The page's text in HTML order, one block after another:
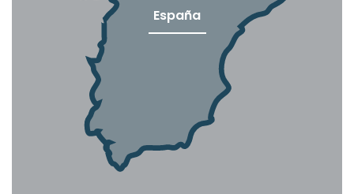
España